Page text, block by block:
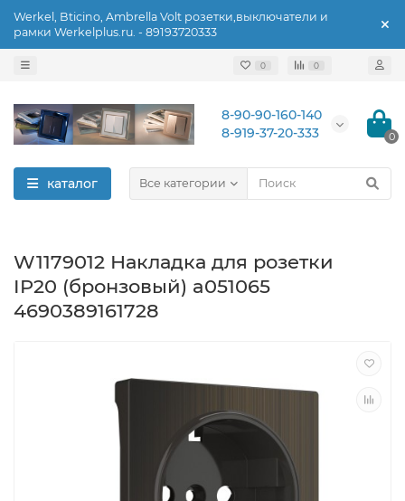
Werkel, Bticino, Ambrella Volt розетки,выключатели и
рамки Werkelplus.ru. - 89193720333
0 0
8-90-90-160-140
8-919-37-20-333
0
каталог Все категории
W1179012 Накладка для розетки
IP20 (бронзовый) a051065
4690389161728